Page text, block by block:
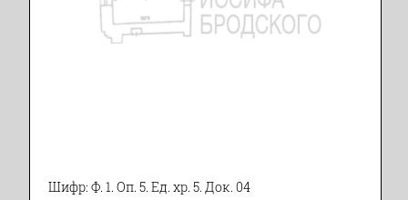
Шифр: Ф. 1. Оп. 5. Ед. хр. 5. Док. 04